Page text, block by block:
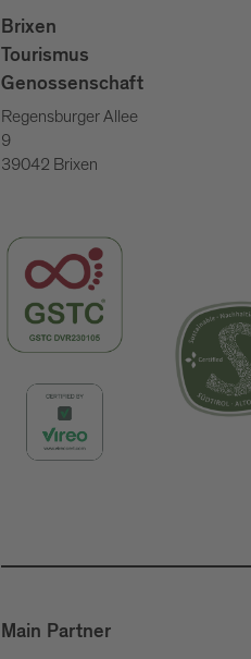
Brixen
Tourismus
Genossenschaft
Regensburger Allee
9
39042 Brixen
Main Partner